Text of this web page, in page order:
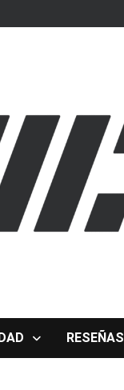
RESEÑAS